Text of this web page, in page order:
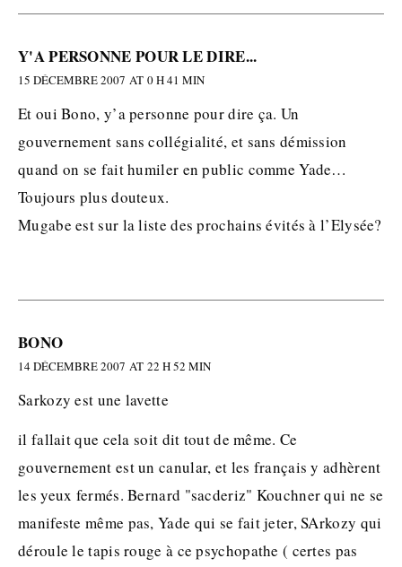
Y'A PERSONNE POUR LE DIRE...
15 DÉCEMBRE 2007 AT 0 H 41 MIN
Et oui Bono, y’a personne pour dire ça. Un
gouvernement sans collégialité, et sans démission
quand on se fait humiler en public comme Yade…
Toujours plus douteux.
Mugabe est sur la liste des prochains évités à l’Elysée?
BONO
14 DÉCEMBRE 2007 AT 22 H 52 MIN
Sarkozy est une lavette
il fallait que cela soit dit tout de même. Ce
gouvernement est un canular, et les français y adhèrent
les yeux fermés. Bernard "sacderiz" Kouchner qui ne se
manifeste même pas, Yade qui se fait jeter, SArkozy qui
déroule le tapis rouge à ce psychopathe ( certes pas